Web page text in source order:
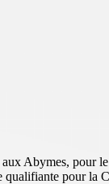
Abymes, pour
qualifiante pour la